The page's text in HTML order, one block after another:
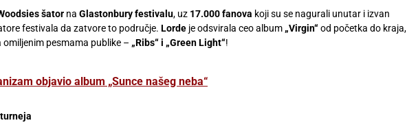
šator na Glastonbury festivalu, uz 17.000 fanova koji su se nagurali unutar i izvan
festivala da zatvore to područje. Lorde je odsvirala ceo album „Virgin“ od početka do kraja,
pesmama publike – „Ribs“ i „Green Light“!
objavio album „Sunce našeg neba“